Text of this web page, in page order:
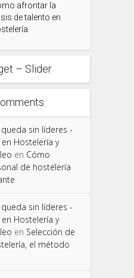
afrontar la
de talento en
– Slider
sin líderes -
Hostelería y
en Cómo
de hostelería
sin líderes -
Hostelería y
en Selección de
el método